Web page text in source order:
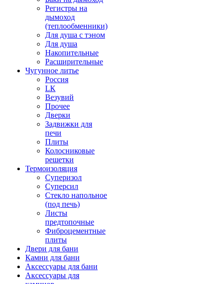
Регистры на
дымоход
(теплообменники)
Для душа с тэном
Для душа
Накопительные
Расширительные
Чугунное литье
Россия
LК
Везувий
Прочее
Дверки
Задвижки для
печи
Плиты
Колосниковые
решетки
Термоизоляция
Суперизол
Суперсил
Стекло напольное
(под печь)
Листы
предтопочные
Фиброцементные
плиты
Двери для бани
Камни для бани
Аксессуары для бани
Аксессуары для